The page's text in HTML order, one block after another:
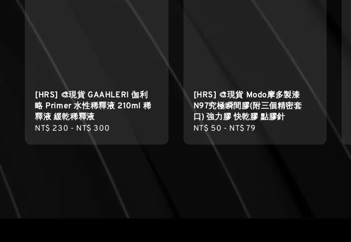
[HRS] 🎨現貨 GAAHLERI 伽利
略 Primer 水性稀釋液 210ml 稀
釋液 緩乾稀釋液
Regular
NT$ 230 - NT$ 300
[HRS] 🎨現貨 Modo摩多製漆
N97究極瞬間膠(附三個精密套
口) 強力膠 快乾膠 點膠針
Regular
price
NT$ 50 - NT$ 79